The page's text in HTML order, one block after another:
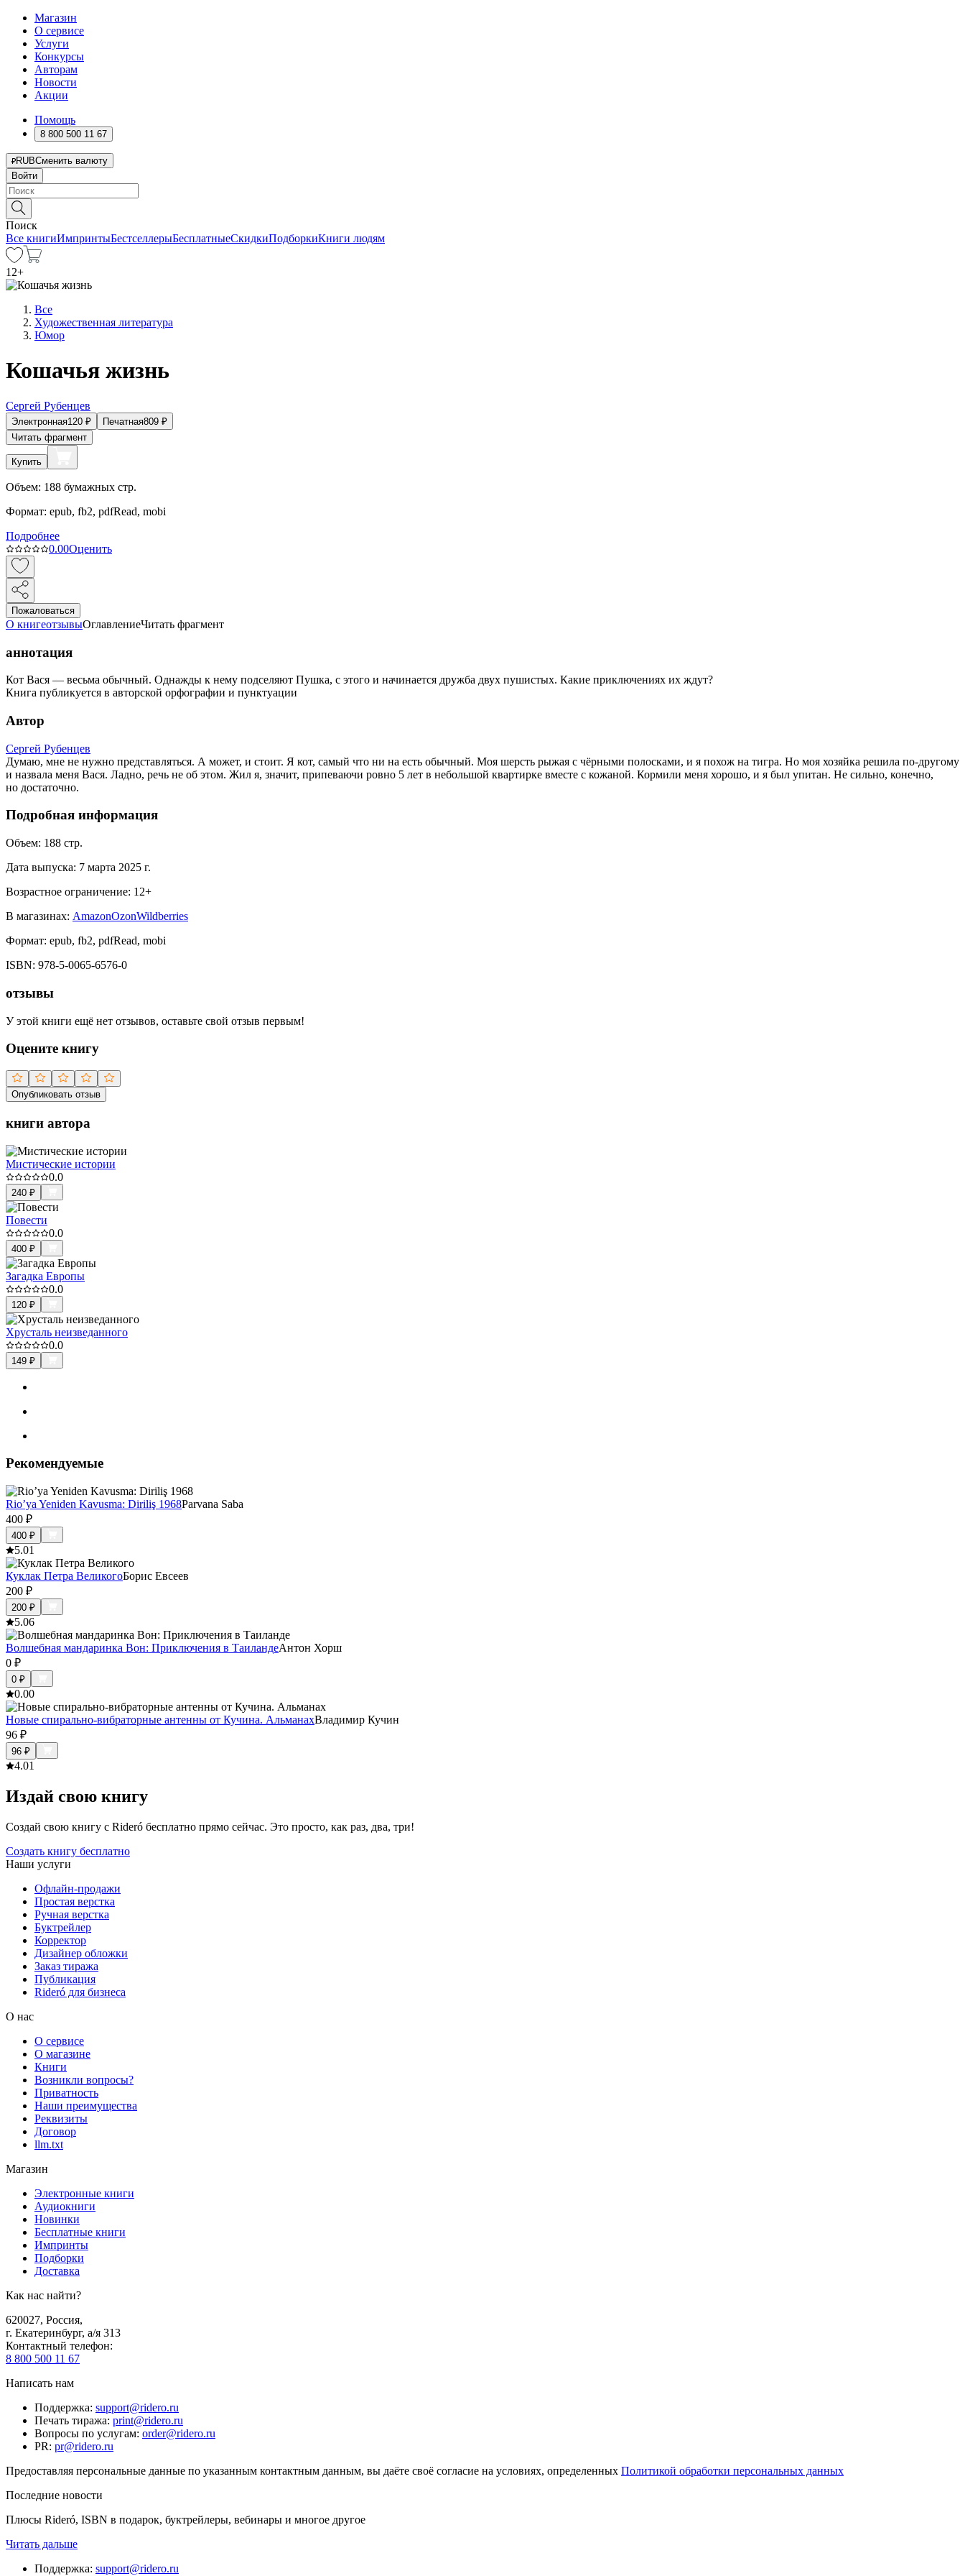
Магазин
О сервисе
Услуги
Конкурсы
Авторам
Новости
Акции
Помощь
8 800 500 11 67
RUBСменить валюту
Войти
Поиск
Все книгиИмпринтыБестселлерыБесплатныеСкидкиПодборкиКниги людям
12+
Все
Художественная литература
Юмор
Кошачья жизнь
Сергей Рубенцев
Электронная120 ₽ Печатная809 ₽
Читать фрагмент
Купить
Объем: 188 бумажных стр.
Формат: epub, fb2, pdfRead, mobi
Подробнее
0.00Оценить
Пожаловаться
О книгеотзывыОглавлениеЧитать фрагмент
аннотация
Кот Вася — весьма обычный. Однажды к нему подселяют Пушка, с этого и начинается дружба двух пушистых. Какие приключениях их ждут?
Книга публикуется в авторской орфографии и пунктуации
Автор
Сергей Рубенцев
Думаю, мне не нужно представляться. А может, и стоит. Я кот, самый что ни на есть обычный. Моя шерсть рыжая с чёрными полосками, и я похож на тигра. Но моя хозяйка решила по-другому
и назвала меня Вася. Ладно, речь не об этом. Жил я, значит, припеваючи ровно 5 лет в небольшой квартирке вместе с кожаной. Кормили меня хорошо, и я был упитан. Не сильно, конечно,
но достаточно.
Подробная информация
Объем: 188 стр.
Дата выпуска: 7 марта 2025 г.
Возрастное ограничение: 12+
В магазинах: AmazonOzonWildberries
Формат: epub, fb2, pdfRead, mobi
ISBN: 978-5-0065-6576-0
отзывы
У этой книги ещё нет отзывов, оставьте свой отзыв первым!
Оцените книгу
Опубликовать отзыв
книги автора
Мистические истории
0.0
240 ₽
Повести
0.0
400 ₽
Загадка Европы
0.0
120 ₽
Хрусталь неизведанного
0.0
149 ₽
Рекомендуемые
Rio’ya Yeniden Kavusma: Diriliş 1968Parvana Saba
400 ₽
400 ₽
5.01
Куклак Петра ВеликогоБорис Евсеев
200 ₽
200 ₽
5.06
Волшебная мандаринка Вон: Приключения в ТаиландеАнтон Хорш
0 ₽
0 ₽
0.00
Новые спирально-вибраторные антенны от Кучина. АльманахВладимир Кучин
96 ₽
96 ₽
4.01
Издай свою книгу
Создай свою книгу с Rideró бесплатно прямо сейчас. Это просто, как раз, два, три!
Создать книгу бесплатно
Наши услуги
Офлайн-продажи
Простая верстка
Ручная верстка
Буктрейлер
Корректор
Дизайнер обложки
Заказ тиража
Публикация
Rideró для бизнеса
О нас
О сервисе
О магазине
Книги
Возникли вопросы?
Приватность
Наши преимущества
Реквизиты
Договор
llm.txt
Магазин
Электронные книги
Аудиокниги
Новинки
Бесплатные книги
Импринты
Подборки
Доставка
Как нас найти?
620027, Россия,
г. Екатеринбург, а/я 313
Контактный телефон:
8 800 500 11 67
Написать нам
Поддержка: support@ridero.ru
Печать тиража: print@ridero.ru
Вопросы по услугам: order@ridero.ru
PR: pr@ridero.ru
Предоставляя персональные данные по указанным контактным данным, вы даёте своё согласие на условиях, определенных Политикой обработки персональных данных
Последние новости
Плюсы Rideró, ISBN в подарок, буктрейлеры, вебинары и многое другое
Читать дальше
Поддержка: support@ridero.ru